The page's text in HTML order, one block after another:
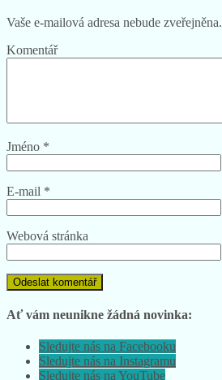
Vaše e-mailová adresa nebude zveřejněna.
Komentář
Jméno *
E-mail *
Webová stránka
Ať vám neunikne žádná novinka:
Sledujte nás na Facebooku
Sledujte nás na Instagramu
Sledujte nás na YouTube